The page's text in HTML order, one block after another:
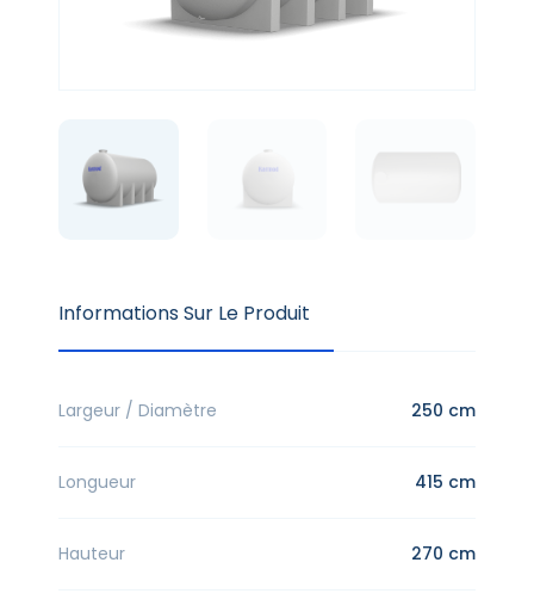
Informations Sur Le Produit
Largeur / Diamètre 250 cm
Longueur 415 cm
Hauteur 270 cm